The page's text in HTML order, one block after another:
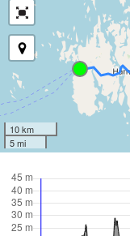
10 km
5 mi